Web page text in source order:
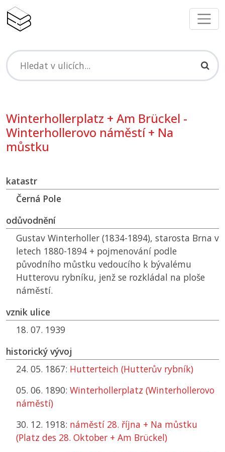
Winterhollerplatz + Am Brückel -
Winterhollerovo náměstí + Na
můstku
katastr
Černá Pole
odůvodnění
Gustav Winterholler (1834-1894), starosta Brna v
letech 1880-1894 + pojmenování podle
původního můstku vedoucího k bývalému
Hutterovu rybníku, jenž se rozkládal na ploše
náměstí.
vznik ulice
18. 07. 1939
historický vývoj
24. 05. 1867: Hutterteich (Hutterův rybník)
05. 06. 1890: Winterhollerplatz (Winterhollerovo
náměstí)
30. 12. 1918: náměstí 28. října + Na můstku
(Platz des 28. Oktober + Am Brückel)